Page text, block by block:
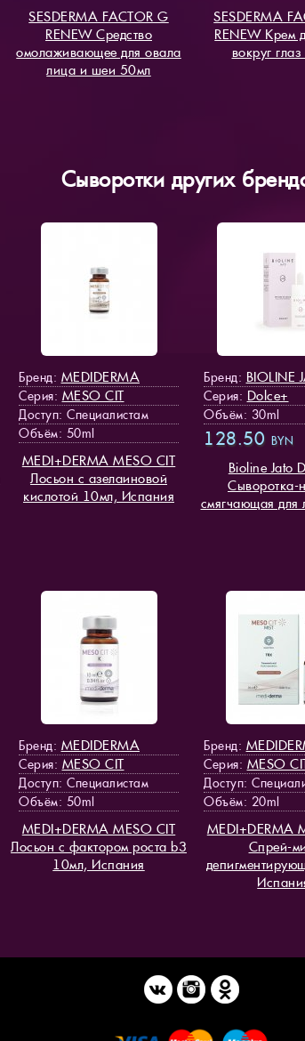
SESDERMA FACTOR G
RENEW Средство
омолаживающее для овала
лица и шеи 50мл
SESDERMA
RENEW Крем
вокруг
Сыворотки других
Бренд: MEDIDERMA
Серия: MESO СIT
Доступ: Специалистам
Объём: 50ml
MEDI+DERMA MESO СIT
Лосьон с азелаиновой
кислотой 10мл, Испания
Бренд: BIOLINE
Серия: Dolce+
Объём: 30ml
128.50 BYN
Bioline Jato
Cыворотка-
смягчающая для
Бренд: MEDIDERMA
Серия: MESO СIT
Доступ: Специалистам
Объём: 50ml
MEDI+DERMA MESO СIT
Лосьон с фактором роста b3
10мл, Испания
Бренд:
Серия: MESO
Доступ:
Объём: 20ml
MEDI+DERMA
Спрей-